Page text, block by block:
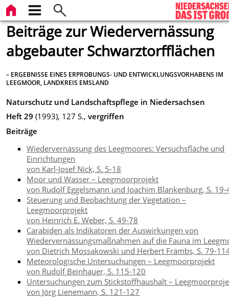
Beiträge zur Wiedervernässung
abgebauter Schwarztorfflächen
– ERGEBNISSE EINES ERPROBUNGS- UND ENTWICKLUNGSVORHABENS IM
LEEGMOOR, LANDKREIS EMSLAND
Naturschutz und Landschaftspflege in Niedersachsen
Heft 29 (1993), 127 S.,vergriffen
Beiträge
Wiedervernässung des Leegmoores: Versuchsfläche und
Einrichtungen
von Karl-Josef Nick, S. 5-18
Moor und Wasser – Leegmoorprojekt
von Rudolf Eggelsmann und Joachim Blankenburg, S. 19-
Steuerung und Beobachtung der Vegetation –
Leegmoorprojekt
von Heinrich E. Weber, S. 49-78
Carabiden als Indikatoren der Auswirkungen von
Wiedervernässungsmaßnahmen auf die Fauna im
von Dietrich Mossakowski und Herbert Främbs, S. 79-
Meteorologische Untersuchungen – Leegmoorprojekt
von Rudolf Beinhauer, S. 115-120
Untersuchungen zum Stickstoffhaushalt –
von Jörg Lienemann, S. 121-127